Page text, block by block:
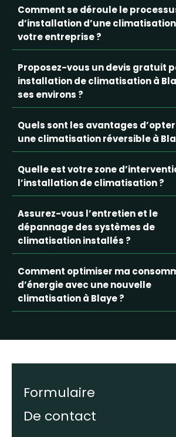
Comment se déroule le
d’installation d’une
votre entreprise ?
Proposez-vous un devis gratuit
installation de climatisation à
ses environs ?
Quels sont les avantages
une climatisation réversible à
Quelle est votre zone
l’installation de climatisation ?
Assurez-vous l’entretien et le
dépannage des systèmes de
climatisation installés ?
Comment optimiser ma
d’énergie avec une nouvelle
climatisation à Blaye ?
Formulaire
De contact